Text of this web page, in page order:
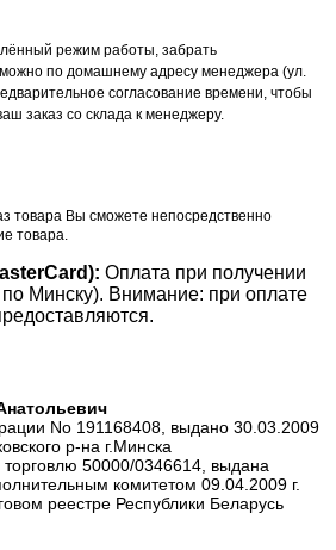
режим работы, забрать
по домашнему адресу менеджера (ул.
согласование времени, чтобы
заказ со склада к менеджеру.
товара Вы сможете непосредственно
товара.
Оплата при получении
по Минску). Внимание: при оплате
No 191168408, выдано 30.03.2009
р-на г.Минска
50000/0346614, выдана
комитетом 09.04.2009 г.
реестре Республики Беларусь